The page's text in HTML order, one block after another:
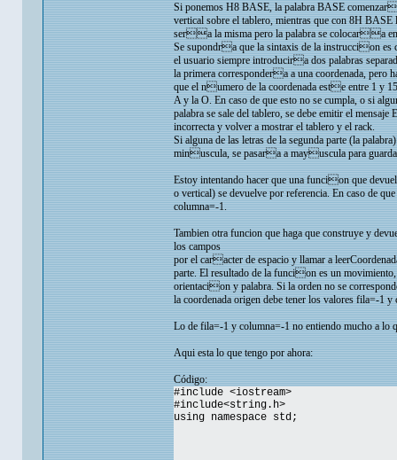
Si ponemos H8 BASE, la palabra BASE
vertical sobre el tablero, mientras que con 8H BASE
sera la misma pero la palabra se colocara
Se supondra que la sintaxis de la instruccion es
el usuario siempre introducira dos palabras
la primera correspondera a una coordenada, pero
que el numero de la coordenada este entre 1 y
A y la O. En caso de que esto no se cumpla, o si
palabra se sale del tablero, se debe emitir el mensaje
incorrecta y volver a mostrar el tablero y el rack.
Si alguna de las letras de la segunda parte (la
minuscula, se pasara a mayuscula para
Estoy intentando hacer que una funcion que
o vertical) se devuelve por referencia. En caso de
columna=-1.
Tambien otra funcion que haga que construye y
los campos
por el caracter de espacio y llamar a
parte. El resultado de la funcion es un
orientacion y palabra. Si la orden no se
la coordenada origen debe tener los valores fila=-1 y
Lo de fila=-1 y columna=-1 no entiendo mucho a lo
Aqui esta lo que tengo por ahora:
Código:
#include <iostream>
#include<string.h>
using namespace std;